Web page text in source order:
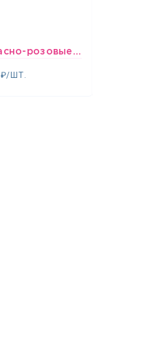
шары Бело-красно-розовые пастельные
₽/ШТ.
1637